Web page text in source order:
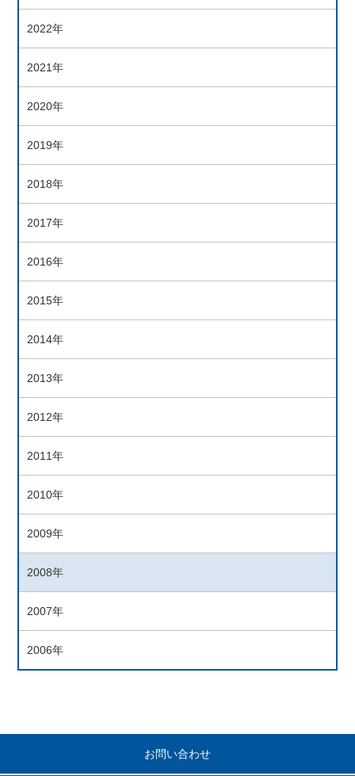
2022年
2021年
2020年
2019年
2018年
2017年
2016年
2015年
2014年
2013年
2012年
2011年
2010年
2009年
2008年
2007年
2006年
お問い合わせ